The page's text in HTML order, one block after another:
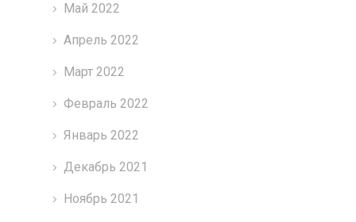
Май 2022
Апрель 2022
Март 2022
Февраль 2022
Январь 2022
Декабрь 2021
Ноябрь 2021